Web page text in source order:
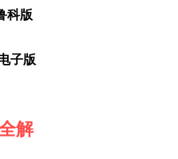
科版
子版
解